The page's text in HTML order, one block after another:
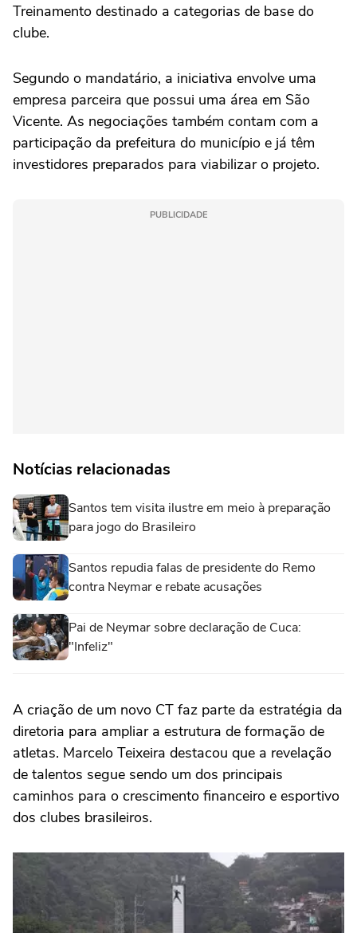
Treinamento destinado a categorias de base do
clube.
Segundo o mandatário, a iniciativa envolve uma
empresa parceira que possui uma área em São
Vicente. As negociações também contam com a
participação da prefeitura do município e já têm
investidores preparados para viabilizar o projeto.
PUBLICIDADE
Notícias relacionadas
Santos tem visita ilustre em meio à preparação
para jogo do Brasileiro
Santos repudia falas de presidente do Remo
contra Neymar e rebate acusações
Pai de Neymar sobre declaração de Cuca:
"Infeliz"
A criação de um novo CT faz parte da estratégia da
diretoria para ampliar a estrutura de formação de
atletas. Marcelo Teixeira destacou que a revelação
de talentos segue sendo um dos principais
caminhos para o crescimento financeiro e esportivo
dos clubes brasileiros.